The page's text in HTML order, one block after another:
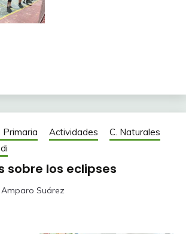
Primaria Actividades
C. Naturales
sobre los eclipses
Amparo Suárez